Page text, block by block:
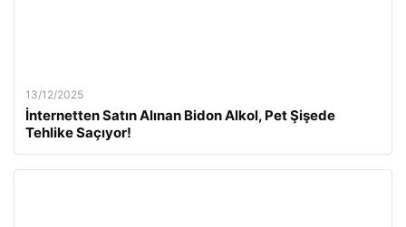
13/12/2025
İnternetten Satın Alınan Bidon Alkol, Pet Şişede
Tehlike Saçıyor!